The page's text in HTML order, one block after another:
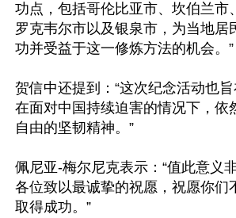
功点，包括哥伦比亚市、坎伯兰市
罗克韦尔市以及银泉市，为当地居
功并受益于这一修炼方法的机会。”
贺信中还提到：“这次纪念活动也
在面对中国持续迫害的情况下，依
自由的坚韧精神。”
佩尼亚-梅尔尼克表示：“值此意义
各位致以最诚挚的祝愿，祝愿你们
取得成功。”